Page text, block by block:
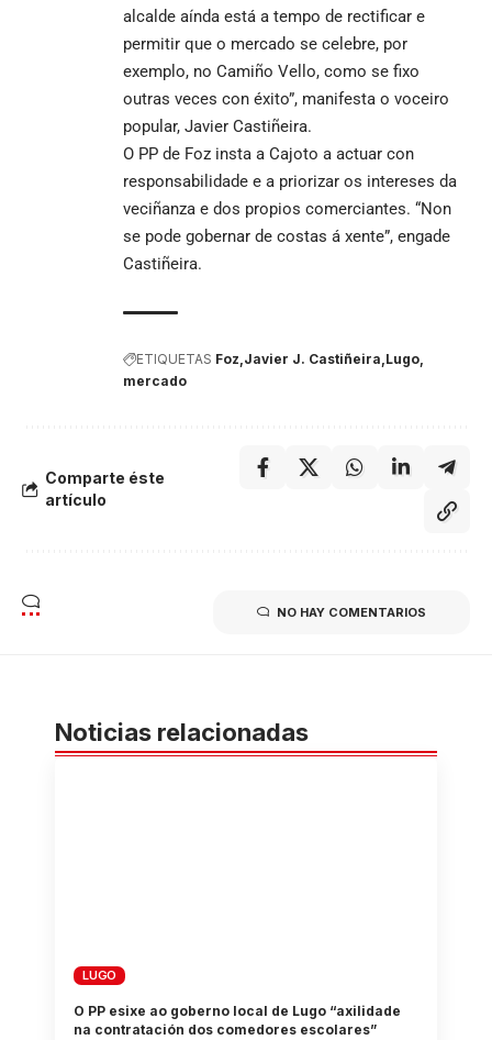
alcalde aínda está a tempo de rectificar e
permitir que o mercado se celebre, por
exemplo, no Camiño Vello, como se fixo
outras veces con éxito”, manifesta o voceiro
popular, Javier Castiñeira.
O PP de Foz insta a Cajoto a actuar con
responsabilidade e a priorizar os intereses da
veciñanza e dos propios comerciantes. “Non
se pode gobernar de costas á xente”, engade
Castiñeira.
ETIQUETAS Foz Javier J. Castiñeira Lugo
mercado
Comparte éste
artículo
NO HAY COMENTARIOS
Noticias relacionadas
LUGO
O PP esixe ao goberno local de Lugo “axilidade
na contratación dos comedores escolares”